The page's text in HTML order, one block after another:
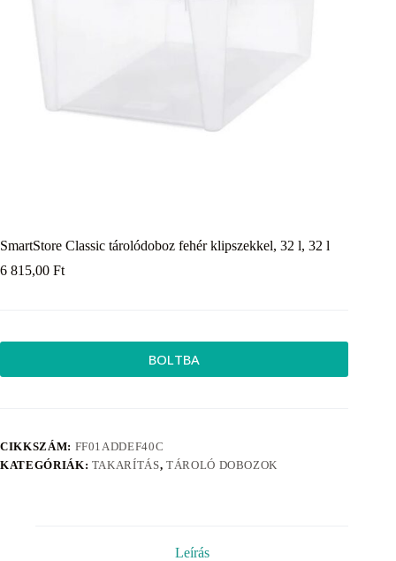
SmartStore Classic tárolódoboz fehér klipszekkel, 32 l, 32 l
6 815,00 Ft
BOLTBA
CIKKSZÁM: FF01ADDEF40C
KATEGÓRIÁK: TAKARÍTÁS, TÁROLÓ DOBOZOK
Leírás